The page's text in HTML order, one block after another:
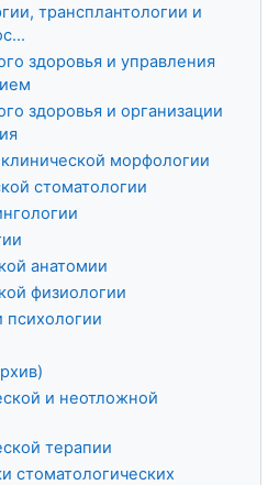
трансплантологии и
здоровья и управления
здоровья и организации
морфологии
стоматологии
анатомии
физиологии
психологии
и неотложной
терапии
стоматологических